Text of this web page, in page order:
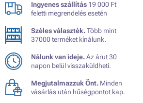
Ingyenes szállítás 19 000 Ft
feletti megrendelés esetén
Széles választék.Több mint
37000 terméket kínálunk.
Nálunk van ideje.Az árut 30
napon belül visszaküldheti.
Megjutalmazzuk Önt. Minden
vásárlás után hűségpontot kap.